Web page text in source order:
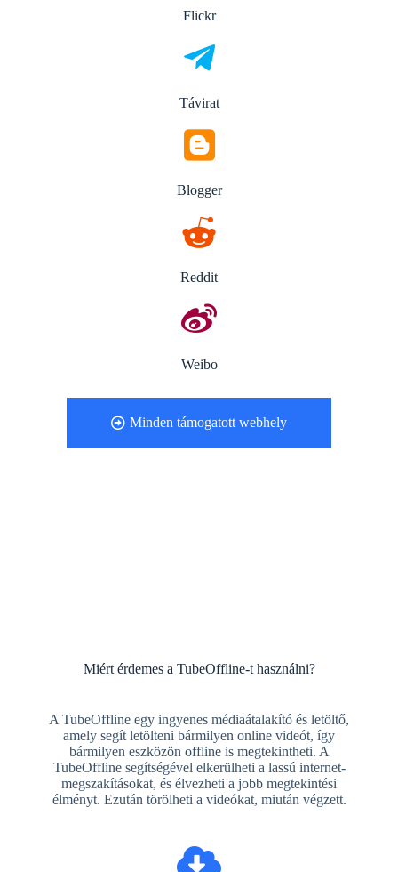
Flickr
Távirat
Blogger
Reddit
Weibo
Minden támogatott webhely
Miért érdemes a TubeOffline-t használni?
A TubeOffline egy ingyenes médiaátalakító és letöltő,
amely segít letölteni bármilyen online videót, így
bármilyen eszközön offline is megtekintheti. A
TubeOffline segítségével elkerülheti a lassú internet-
megszakításokat, és élvezheti a jobb megtekintési
élményt. Ezután törölheti a videókat, miután végzett.